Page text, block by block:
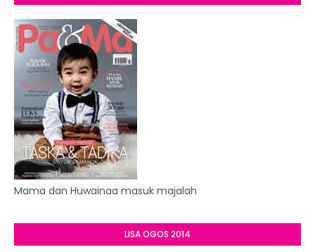
Mama dan Huwainaa masuk majalah
LISA OGOS 2014